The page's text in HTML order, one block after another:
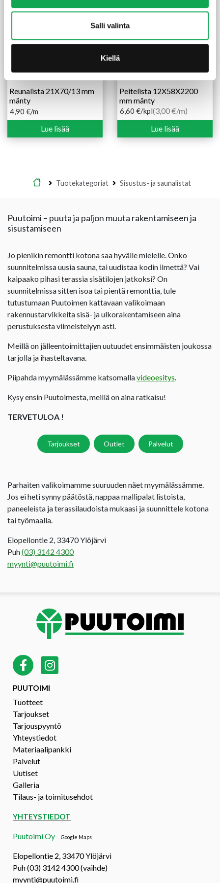
Salli valinta
Kiellä
Reunalista 21X70/13 mm
mänty
4,90 €/m
Lue lisää
Peitelista 12X58X2200
mm mänty
6,60 €/kpl(3,00 €/m)
Lue lisää
Etusivu
Tuotekategoriat Sisustus- ja saunalistat
Puutoimi – puuta ja paljon muuta rakentamiseen ja
sisustamiseen
Jo pienikin remontti kotona saa hyvälle mielelle. Onko
suunnitelmissa uusia sauna, tai uudistaa kodin ilmettä? Vai
kaipaako pihasi terassia sisätilojen jatkoksi? On
suunnitelmissa sitten isoa tai pientä remonttia, tule
tutustumaan Puutoimen kattavaan valikoimaan
rakennustarvikkeita sisä- ja ulkorakentamiseen aina
perustuksesta viimeistelyyn asti.
Meillä on jälleentoimittajien uutuudet ensimmäisten joukossa
tarjolla ja ihasteltavana.
Piipahda myymälässämme katsomallavideoesitys.
Kysy ensin Puutoimesta, meillä on aina ratkaisu!
TERVETULOA !
Tarjoukset Outlet Palvelut
Parhaiten valikoimamme suuruuden näet myymälässämme.
Jos ei heti synny päätöstä, nappaa mallipalat listoista,
paneeleista ja terassilaudoista mukaasi ja suunnittele kotona
tai työmaalla.
Elopellontie 2, 33470 Ylöjärvi
Puh(03) 3142 4300
myynti@puutoimi.fi
PUUTOIMI
Tuotteet
Tarjoukset
Tarjouspyyntö
Yhteystiedot
Materiaalipankki
Palvelut
Uutiset
Galleria
Tilaus- ja toimitusehdot
YHTEYSTIEDOT
Puutoimi OyGoogle Maps
Elopellontie 2, 33470 Ylöjärvi
Puh (03) 3142 4300 (vaihde)
myynti@puutoimi.fi